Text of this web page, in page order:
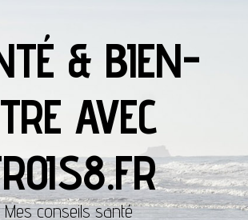
& BIEN-
AVEC
Mes conseils santé